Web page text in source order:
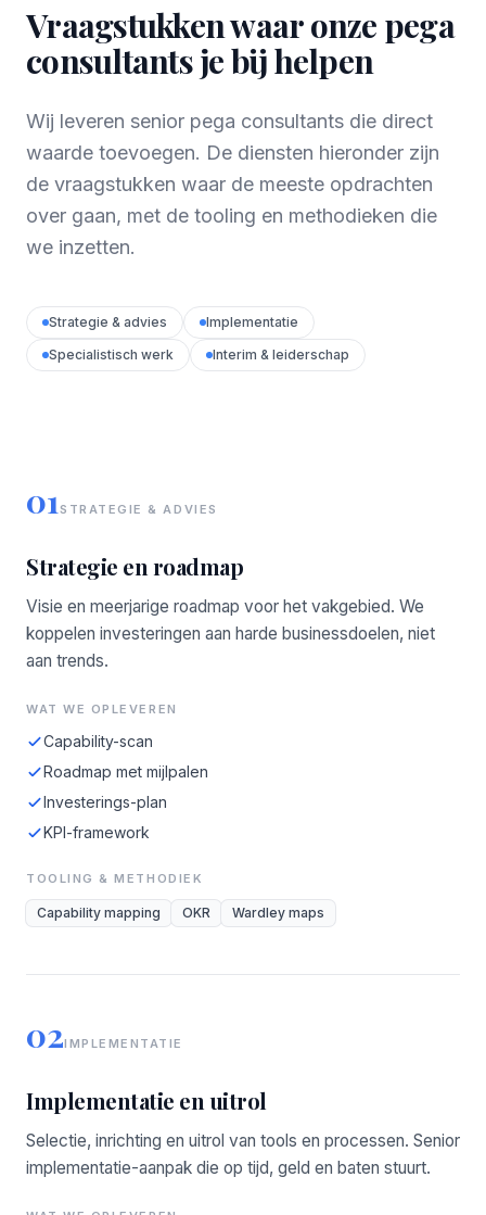
Vraagstukken waar onze pega
consultants je bij helpen
Wij leveren senior pega consultants die direct
waarde toevoegen. De diensten hieronder zijn
de vraagstukken waar de meeste opdrachten
over gaan, met de tooling en methodieken die
we inzetten.
Strategie & advies
Implementatie
Specialistisch werk
Interim & leiderschap
01STRATEGIE & ADVIES
Strategie en roadmap
Visie en meerjarige roadmap voor het vakgebied. We
koppelen investeringen aan harde businessdoelen, niet
aan trends.
WAT WE OPLEVEREN
Capability-scan
Roadmap met mijlpalen
Investerings-plan
KPI-framework
TOOLING & METHODIEK
Capability mapping OKR Wardley maps
02IMPLEMENTATIE
Implementatie en uitrol
Selectie, inrichting en uitrol van tools en processen. Senior
implementatie-aanpak die op tijd, geld en baten stuurt.